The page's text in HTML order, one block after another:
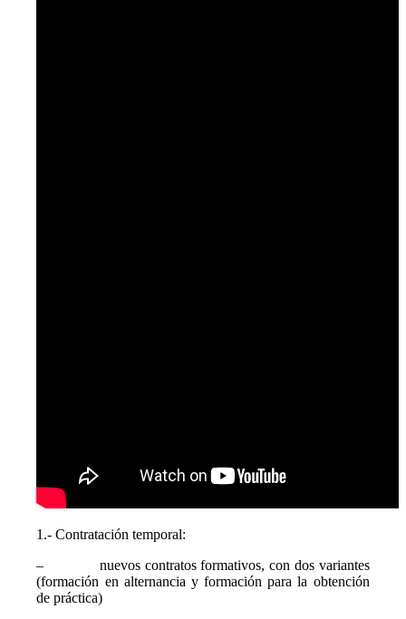
1.- Contratación temporal:
– nuevos contratos formativos, con dos variantes
(formación en alternancia y formación para la obtención
de práctica)